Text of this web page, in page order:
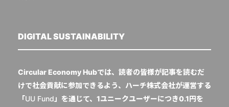
DIGITAL SUSTAINABILITY
Circular Economy Hubでは、読者の皆様が記事を読むだ
けで社会貢献に参加できるよう、ハーチ株式会社が運営する
「UU Fund 」を通じて、1ユニークユーザーにつき0.1円を